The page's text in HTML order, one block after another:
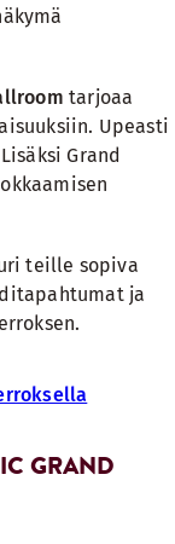
tarjoaa
Upeasti
Grand
teille sopiva
ja
.
GRAND